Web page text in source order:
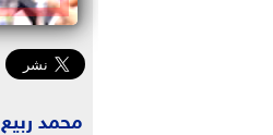
محمد ربيع